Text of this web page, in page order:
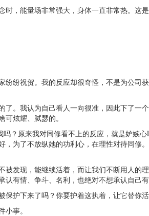
，能量场非常强大，身体一直非常热。这
纷祝贺。我的反应却很奇怪，不是为公司
。我认为自己看人一向很准，因此下了一
炫耀、脦瑟的。
？原来我对同修看不上的反应，就是妒嫉
为了不放纵她的功利心，在理性对待同修
发现，能继续活着，而让我们不断用人的
有情、争斗、名利，也绝对不想承认自己
护下来了吗？你要护着这执着，让它替你
事。